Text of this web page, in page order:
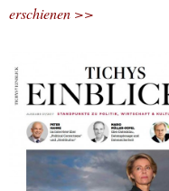
erschienen >>